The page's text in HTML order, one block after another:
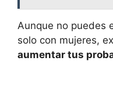
Aunque no puedes
solo con mujeres,
aumentar tus